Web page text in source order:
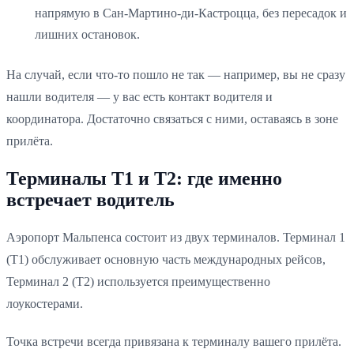
напрямую в Сан-Мартино-ди-Кастроцца, без пересадок и
лишних остановок.
На случай, если что-то пошло не так — например, вы не сразу
нашли водителя — у вас есть контакт водителя и
координатора. Достаточно связаться с ними, оставаясь в зоне
прилёта.
Терминалы T1 и T2: где именно
встречает водитель
Аэропорт Мальпенса состоит из двух терминалов. Терминал 1
(T1) обслуживает основную часть международных рейсов,
Терминал 2 (T2) используется преимущественно
лоукостерами.
Точка встречи всегда привязана к терминалу вашего прилёта.